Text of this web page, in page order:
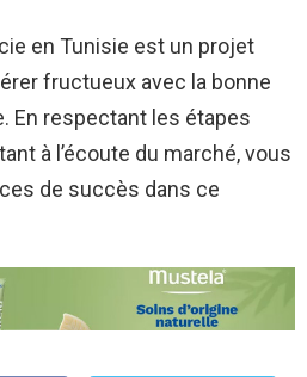
en Tunisie est un projet
fructueux avec la bonne
En respectant les étapes
à l’écoute du marché, vous
de succès dans ce